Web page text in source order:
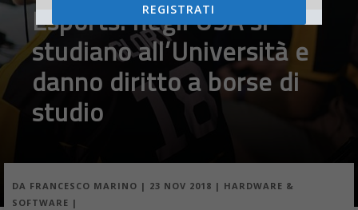
Esports: negli USA si
studiano all’Università e
danno diritto a borse di
studio
DA FRANCESCO MARINO | 23 NOV 2018 | HARDWARE &
SOFTWARE |
REGISTRATI